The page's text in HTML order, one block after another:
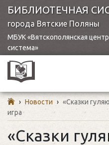
БИБЛИОТЕЧНАЯ
города Вятские Поляны
МБУК «Вятскополянская
система»
› Новости › «Сказки
игра
«Сказки